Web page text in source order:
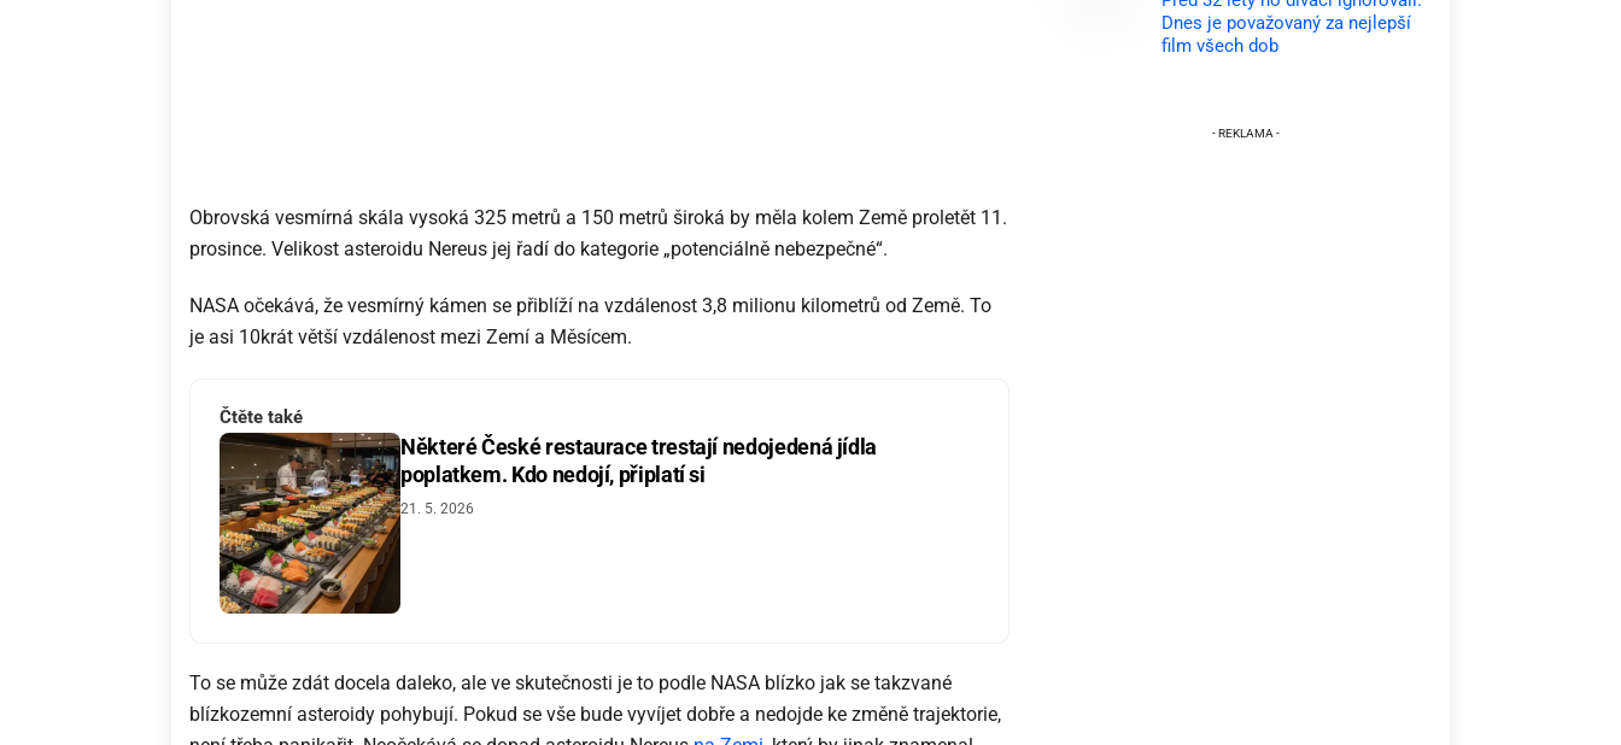
Obrovská vesmírná skála vysoká 325 metrů a 150 metrů široká by měla kolem Země proletět 11.
prosince. Velikost asteroidu Nereus jej řadí do kategorie „potenciálně nebezpečné“.
NASA očekává, že vesmírný kámen se přiblíží na vzdálenost 3,8 milionu kilometrů od Země. To
je asi 10krát větší vzdálenost mezi Zemí a Měsícem.
Čtěte také
Některé České restaurace trestají nedojedená jídla
poplatkem. Kdo nedojí, připlatí si
21. 5. 2026
To se může zdát docela daleko, ale ve skutečnosti je to podle NASA blízko jak se takzvané
blízkozemní asteroidy pohybují. Pokud se vše bude vyvíjet dobře a nedojde ke změně trajektorie,
Dnes je považovaný za nejlepší
film všech dob